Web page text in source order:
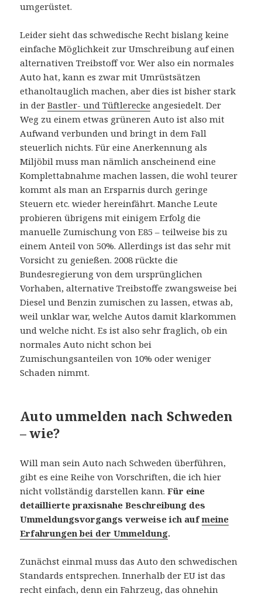
umgerüstet.
Leider sieht das schwedische Recht bislang keine
einfache Möglichkeit zur Umschreibung auf einen
alternativen Treibstoff vor. Wer also ein normales
Auto hat, kann es zwar mit Umrüstsätzen
ethanoltauglich machen, aber dies ist bisher stark
in derBastler- und Tüftlerecke angesiedelt. Der
Weg zu einem etwas grüneren Auto ist also mit
Aufwand verbunden und bringt in dem Fall
steuerlich nichts. Für eine Anerkennung als
Miljöbil muss man nämlich anscheinend eine
Komplettabnahme machen lassen, die wohl teurer
kommt als man an Ersparnis durch geringe
Steuern etc. wieder hereinfährt. Manche Leute
probieren übrigens mit einigem Erfolg die
manuelle Zumischung von E85 – teilweise bis zu
einem Anteil von 50%. Allerdings ist das sehr mit
Vorsicht zu genießen. 2008 rückte die
Bundesregierung von dem ursprünglichen
Vorhaben, alternative Treibstoffe zwangsweise bei
Diesel und Benzin zumischen zu lassen, etwas ab,
weil unklar war, welche Autos damit klarkommen
und welche nicht. Es ist also sehr fraglich, ob ein
normales Auto nicht schon bei
Zumischungsanteilen von 10% oder weniger
Schaden nimmt.
Auto ummelden nach Schweden
– wie?
Will man sein Auto nach Schweden überführen,
gibt es eine Reihe von Vorschriften, die ich hier
nicht vollständig darstellen kann.Für eine
detaillierte praxisnahe Beschreibung des
Ummeldungsvorgangs verweise ich aufmeine
Erfahrungen bei der Ummeldung.
Zunächst einmal muss das Auto den schwedischen
Standards entsprechen. Innerhalb der EU ist das
recht einfach, denn ein Fahrzeug, das ohnehin